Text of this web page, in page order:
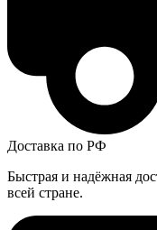
Доставка по РФ
Быстрая и надёжная
всей стране.